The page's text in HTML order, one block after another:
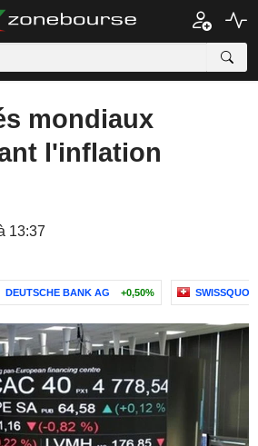
mondiaux
l'inflation
13:37
DEUTSCHE BANK AG +0,50%